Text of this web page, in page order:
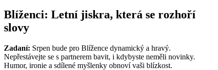
Blíženci: Letní jiskra, která se rozhoří
slovy
Zadaní: Srpen bude pro Blížence dynamický a hravý.
Nepřestávejte se s partnerem bavit, i kdybyste neměli novinky.
Humor, ironie a sdílené myšlenky obnoví vaši blízkost.